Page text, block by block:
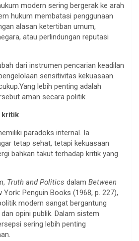
modern sering bergerak ke arah
hukum membatasi penggunaan
alasan ketertiban umum,
atau perlindungan reputasi
dari instrumen pencarian keadilan
sensitivitas kekuasaan.
lebih penting adalah
aman secara politik.
kritik
paradoks internal. Ia
tetap sehat, tetapi kekuasaan
bahkan takut terhadap kritik yang
Truth and Politics dalam Between
York: Penguin Books (1968, p. 227),
modern sangat bergantung
opini publik. Dalam sistem
sering lebih penting